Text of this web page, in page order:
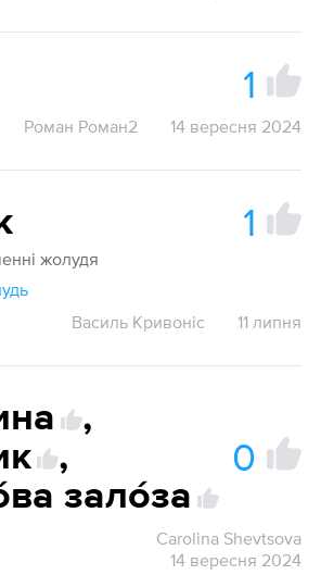
1
Роман Роман2 14 вересня 2024
1
жолудя
Василь Кривоніс 11 липня
,
,
зало́за
0
Carolina Shevtsova
14 вересня 2024